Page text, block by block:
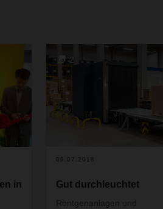
in
2
09.07.2018
Gut durchleuchtet
Röntgenanlagen und